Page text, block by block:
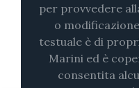
per provvedere
o
testuale è di
Marini ed è
consentita